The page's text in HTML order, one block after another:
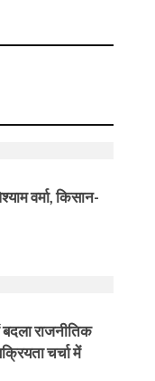
वर्मा, किसान-
राजनीतिक
चर्चा में